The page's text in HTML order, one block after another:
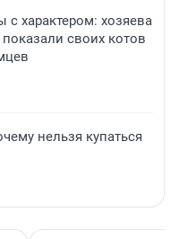
характером: хозяева
своих котов
нельзя купаться